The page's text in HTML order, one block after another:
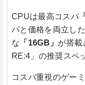
CPUは最高コスパ
パと価格を両立した
な 「16GB」 が搭載
RE:4」の推奨スペ
コスパ重視のゲー